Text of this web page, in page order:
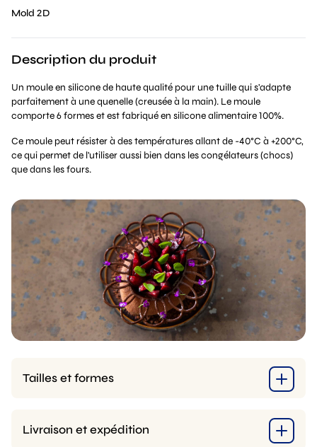
Mold 2D
Description du produit
Un moule en silicone de haute qualité pour une tuille qui s'adapte
parfaitement à une quenelle (creusée à la main). Le moule
comporte 6 formes et est fabriqué en silicone alimentaire 100%.
Ce moule peut résister à des températures allant de -40°C à +200°C,
ce qui permet de l'utiliser aussi bien dans les congélateurs (chocs)
que dans les fours.
Tailles et formes
Livraison et expédition